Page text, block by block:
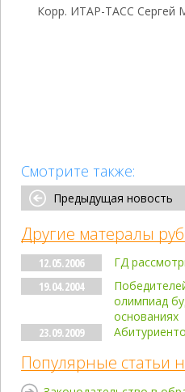
Корр. ИТАР-ТАСС Сергей
Смотрите также:
Предыдущая новость
Другие матералы
12.05.2006
ГД
19.04.2004
олимпиад
основаниях
23.09.2009
Популярные статьи